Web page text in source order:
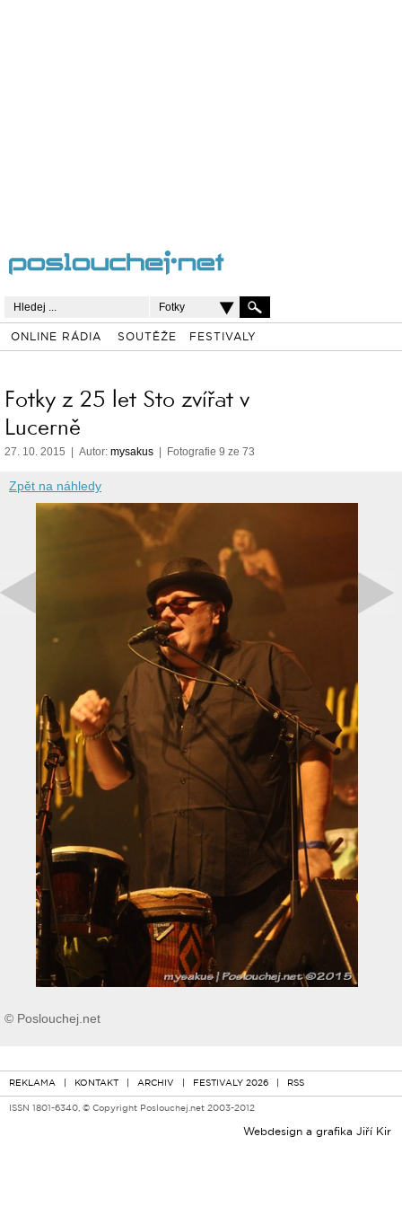
Fotky
ONLINE RÁDIA SOUTĚŽE FESTIVALY
Fotky z 25 let Sto zvířat v
Lucerně
27. 10. 2015 | Autor: mysakus | Fotografie 9 ze 73
Zpět na náhledy
© Poslouchej.net
REKLAMA | KONTAKT | ARCHIV | FESTIVALY 2026 | RSS
ISSN 1801-6340, © Copyright Poslouchej.net 2003-2012
Webdesign a grafika Jiří Kir